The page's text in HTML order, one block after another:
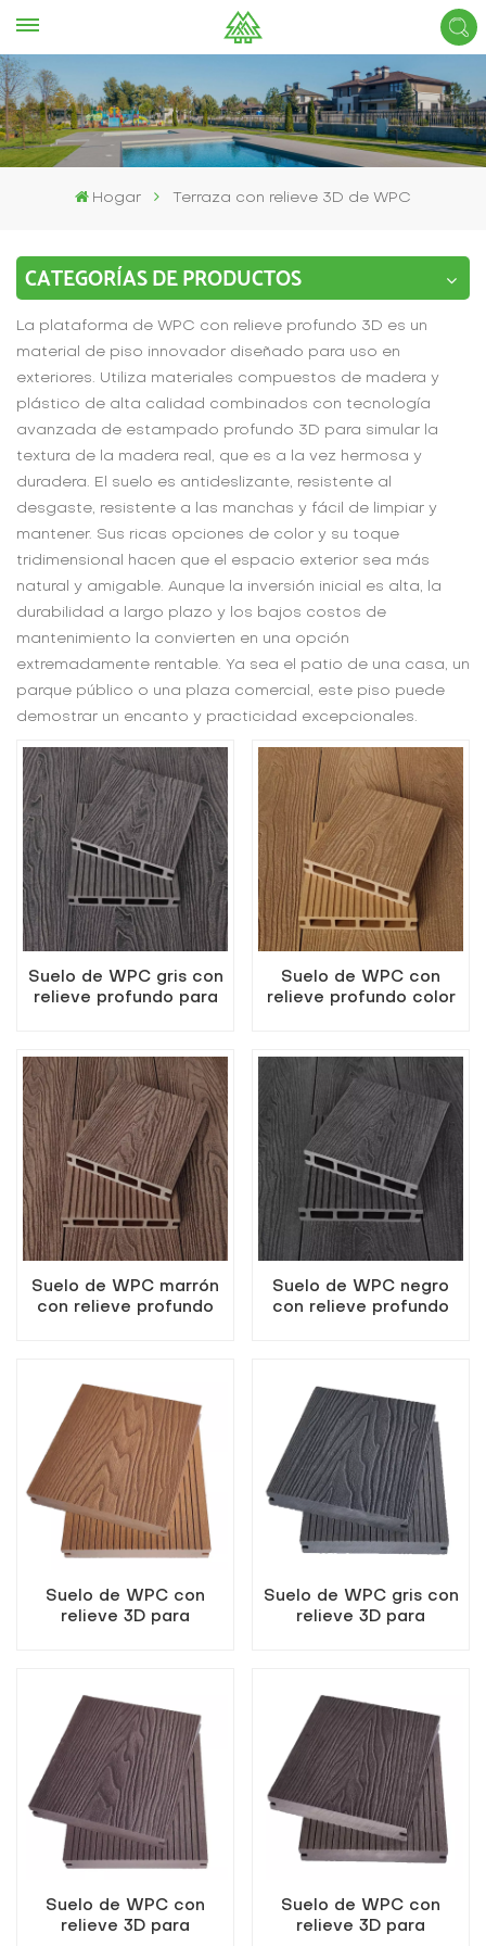
Hogar Terraza con relieve 3D de WPC
CATEGORÍAS DE PRODUCTOS
La plataforma de WPC con relieve profundo 3D es un
material de piso innovador diseñado para uso en
exteriores. Utiliza materiales compuestos de madera y
plástico de alta calidad combinados con tecnología
avanzada de estampado profundo 3D para simular la
textura de la madera real, que es a la vez hermosa y
duradera. El suelo es antideslizante, resistente al
desgaste, resistente a las manchas y fácil de limpiar y
mantener. Sus ricas opciones de color y su toque
tridimensional hacen que el espacio exterior sea más
natural y amigable. Aunque la inversión inicial es alta, la
durabilidad a largo plazo y los bajos costos de
mantenimiento la convierten en una opción
extremadamente rentable. Ya sea el patio de una casa, un
parque público o una plaza comercial, este piso puede
demostrar un encanto y practicidad excepcionales.
Suelo de WPC gris con
relieve profundo para
Suelo de WPC con
relieve profundo color
Suelo de WPC marrón
con relieve profundo
Suelo de WPC negro
con relieve profundo
Suelo de WPC con
relieve 3D para
Suelo de WPC gris con
relieve 3D para
Suelo de WPC con
relieve 3D para
Suelo de WPC con
relieve 3D para